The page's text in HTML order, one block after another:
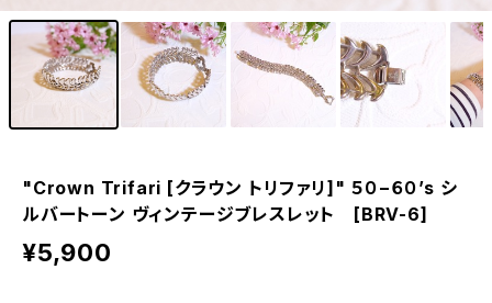
"Crown Trifari [クラウン トリファリ]" ５０−６０’s シ
ルバートーン ヴィンテージブレスレット [BRV-6]
¥5,900